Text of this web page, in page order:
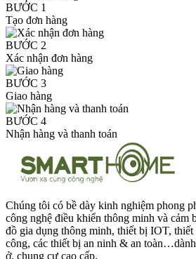
BƯỚC 1
Tạo đơn hàng
BƯỚC 2
Xác nhận đơn hàng
BƯỚC 3
Giao hàng
BƯỚC 4
Nhận hàng và thanh toán
Chúng tôi có bề dày kinh nghiệm phong
công nghệ điều khiển thông minh và cảm
đồ gia dụng thông minh, thiết bị IOT,
công, các thiết bị an ninh & an
ở, chung cư cao cấp.